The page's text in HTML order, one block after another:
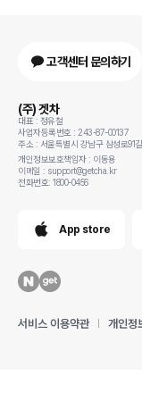
고객센터 문의하기
(주) 겟차
대표 : 정유철
사업자등록번호 : 243-87-00137
주소 : 서울특별시 강남구 삼성로91
개인정보보호책임자 : 이동용
이메일 : support@getcha.kr
전화번호: 1800-0456
App store
서비스 이용약관 개인정